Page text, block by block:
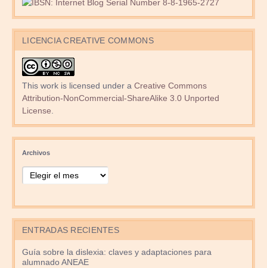
LICENCIA CREATIVE COMMONS
This work is licensed under a Creative Commons
Attribution-NonCommercial-ShareAlike 3.0 Unported
License.
Archivos
ENTRADAS RECIENTES
Guía sobre la dislexia: claves y adaptaciones para
alumnado ANEAE